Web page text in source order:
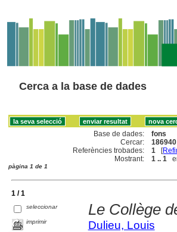
Cerca a la base de dades
Base de dades:
fons
Cercar:
Referències trobades:
1 [
Mostrant:
1 .. 1
pàgina 1 de 1
1 / 1
seleccionar
imprimir
Le Collège
Dulieu, Louis